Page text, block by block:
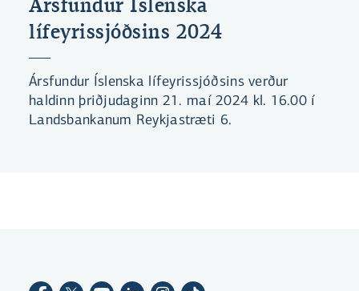
lífeyrissjóðsins 2024
Ársfundur Íslenska lífeyrissjóðsins verður
haldinn þriðjudaginn 21. maí 2024 kl. 16.00 í
Landsbankanum Reykjastræti 6.